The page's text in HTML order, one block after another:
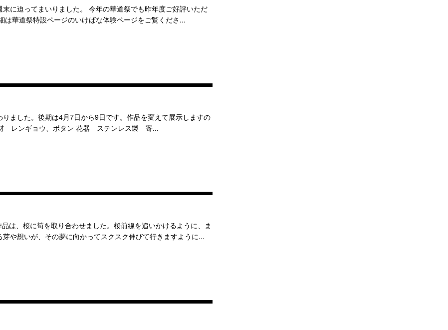
に迫ってまいりました。 今年の華道祭でも昨年度ご好評いただ
は華道祭特設ページのいけばな体験ページをご覧くださ...
ました。後期は4月7日から9日です。作品を変えて展示しますの
レンギョウ、ボタン 花器 ステンレス製 寄...
は、桜に筍を取り合わせました。桜前線を追いかけるように、ま
や想いが、その夢に向かってスクスク伸びて行きますように...